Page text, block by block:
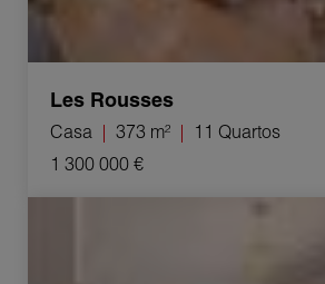
Les Rousses
Casa 373 m²
11 Quartos
1 300 000 €
Venda Casa Sauverny 5 Quartos 121 m²